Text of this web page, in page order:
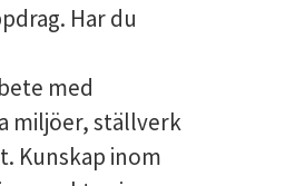
Har du
med
miljöer, ställverk
Kunskap inom